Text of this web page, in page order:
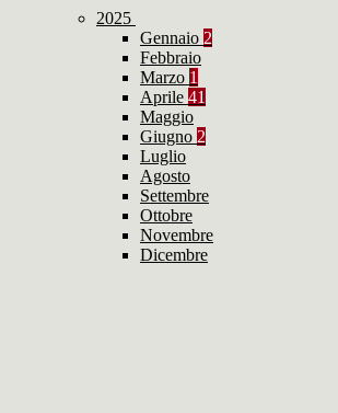
2025
Gennaio 2
Febbraio
Marzo 1
Aprile 41
Maggio
Giugno 2
Luglio
Agosto
Settembre
Ottobre
Novembre
Dicembre